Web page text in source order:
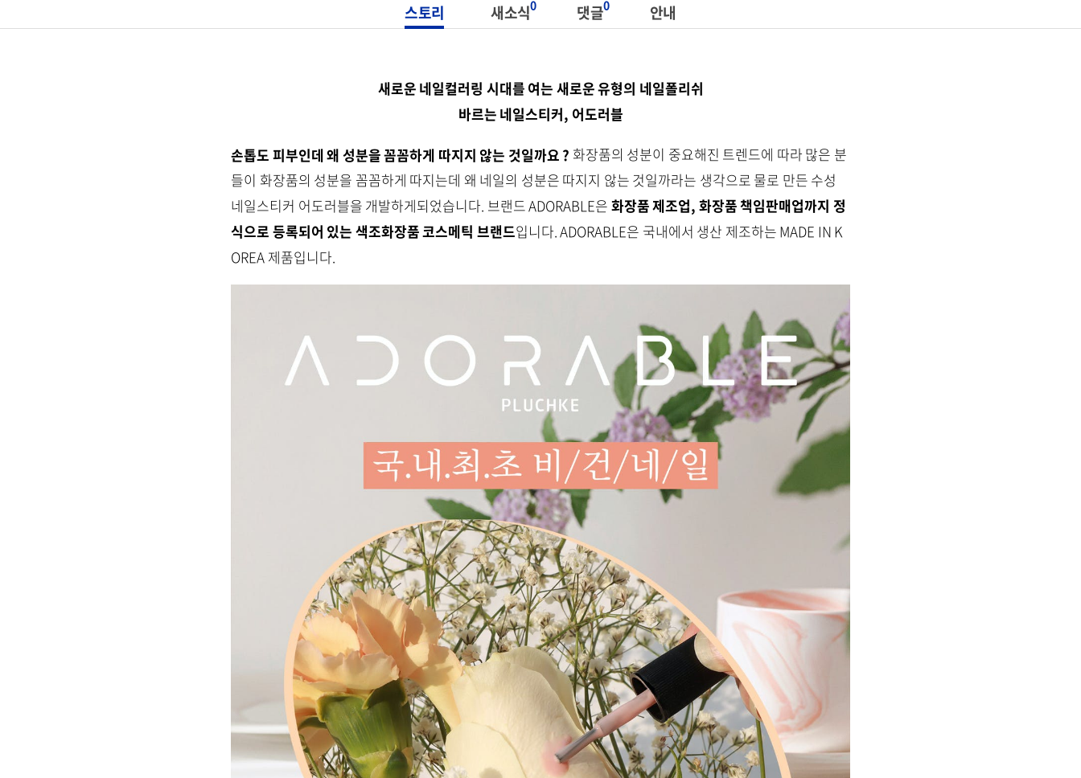
스토리 새소식0 댓글0 안내
새로운 네일컬러링 시대를 여는 새로운 유형의 네일폴리쉬
바르는 네일스티커, 어도러블
손톱도 피부인데 왜 성분을 꼼꼼하게 따지지 않는 것일까요 ? 화장품의 성분이 중요해진 트렌드에 따라 많은 분
들이 화장품의 성분을 꼼꼼하게 따지는데 왜 네일의 성분은 따지지 않는 것일까라는 생각으로 물로 만든 수성
네일스티커 어도러블을 개발하게되었습니다. 브랜드 ADORABLE은 화장품 제조업, 화장품 책임판매업까지 정
식으로 등록되어 있는 색조화장품 코스메틱 브랜드입니다. ADORABLE은 국내에서 생산 제조하는 MADE IN K
OREA 제품입니다.